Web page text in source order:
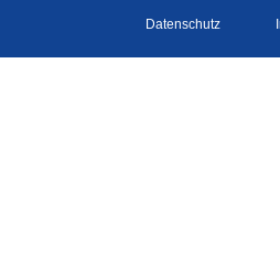
Datenschutz